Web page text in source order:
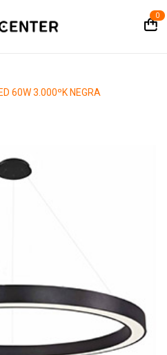
0
60W 3.000ºK NEGRA